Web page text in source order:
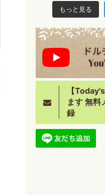
もっと見る
【
ます 無料
録